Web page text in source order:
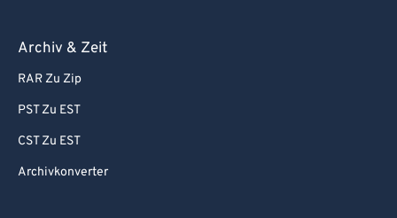
Archiv & Zeit
RAR Zu Zip
PST Zu EST
CST Zu EST
Archivkonverter